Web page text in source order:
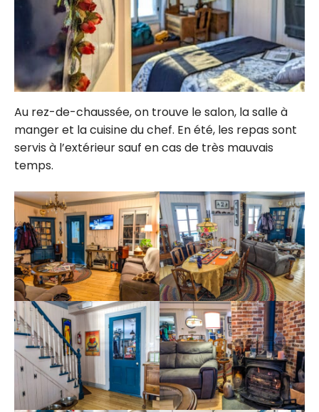
Au rez-de-chaussée, on trouve le salon, la salle à
manger et la cuisine du chef. En été, les repas sont
servis à l’extérieur sauf en cas de très mauvais
temps.